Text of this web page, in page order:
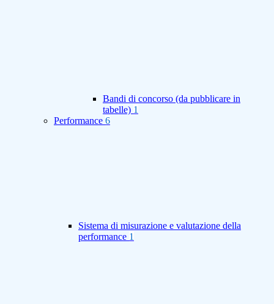
Bandi di concorso (da pubblicare in
tabelle) 1
Performance 6
Sistema di misurazione e valutazione della
performance 1